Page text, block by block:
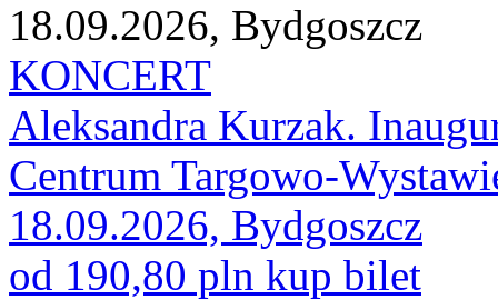
18.09.2026, Bydgoszcz
KONCERT
Aleksandra Kurzak.
Centrum Targowo-
18.09.2026, Bydgoszcz
od 190,80 pln kup bilet